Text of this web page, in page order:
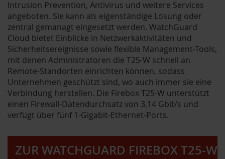
Intrusion Prevention, Antivirus und weitere Services
angeboten. Sie kann als eigenständige Lösung oder
zentral gemanagt eingesetzt werden. WatchGuard
Cloud bietet Einblicke in Netzwerkaktivitäten und
Sicherheitsereignisse sowie flexible Management-Tools,
mit denen Administratoren die T25-W schnell an
Remote-Standorten einrichten können, sodass
Unternehmen geschützt sind, wo auch immer sie eine
Verbindung herstellen. Die Firebox T25-W unterstützt
einen Firewall-Datendurchsatz von 3,14 Gbit/s und
verfügt über fünf 1-Gigabit-Ethernet-Ports.
ZUR WATCHGUARD FIREBOX T25-W